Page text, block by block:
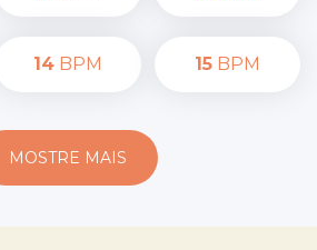
14BPM 15BPM
MOSTRE MAIS